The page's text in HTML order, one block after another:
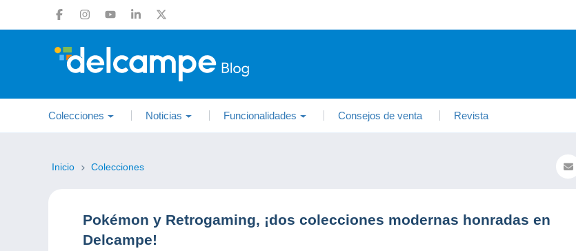
Colecciones Noticias Funcionalidades Consejos de venta Revista
Inicio Colecciones
Pokémon y Retrogaming, ¡dos colecciones modernas honradas en
Delcampe!